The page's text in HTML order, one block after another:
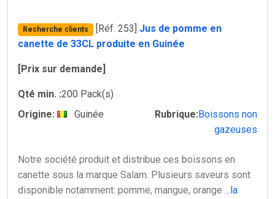
Recherche clients [Réf. 253] Jus de pomme en
canette de 33CL produite en Guinée
[Prix sur demande]
Qté min. :200 Pack(s)
Origine:
Guinée Rubrique: Boissons non
gazeuses
Notre société produit et distribue ces boissons en
canette sous la marque Salam. Plusieurs saveurs sont
disponible notamment: pomme, mangue, orange ...la